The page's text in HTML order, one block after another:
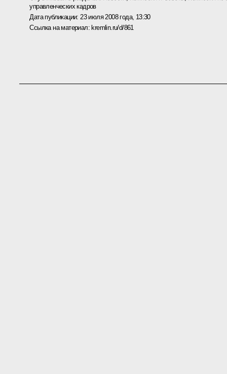
управленческих кадров
Дата публикации: 23 июля 2008 года, 13:30
Ссылка на материал:kremlin.ru/d/861